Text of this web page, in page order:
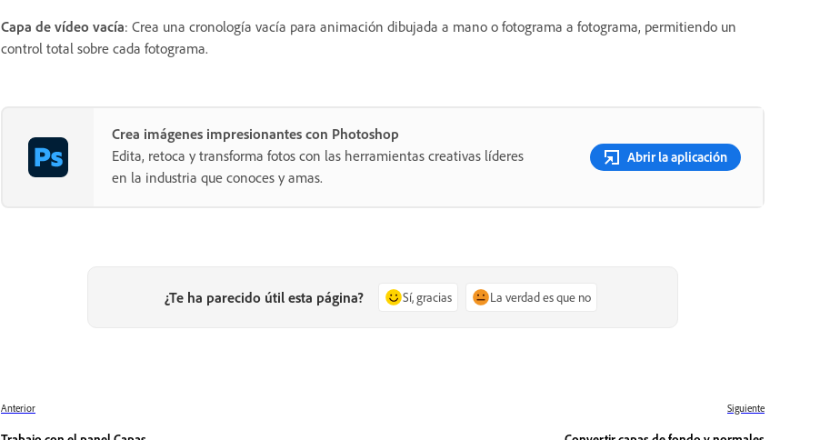
Capa de vídeo vacía: Crea una cronología vacía para animación dibujada a mano o fotograma a fotograma, permitiendo un
control total sobre cada fotograma.
Crea imágenes impresionantes con Photoshop
Edita, retoca y transforma fotos con las herramientas creativas líderes
en la industria que conoces y amas.
Abrir la aplicación
¿Te ha parecido útil esta página? Sí, gracias La verdad es que no
Anterior Siguiente